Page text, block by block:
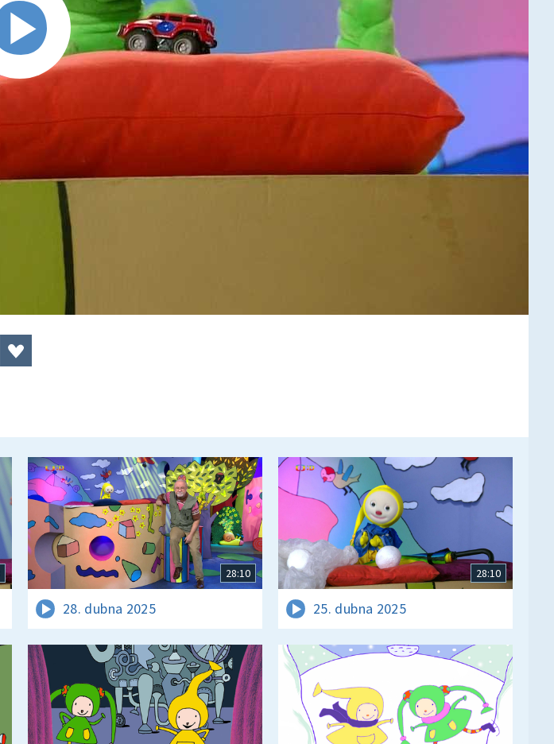
28:10
28. dubna 2025
28:10
25. dubna 2025